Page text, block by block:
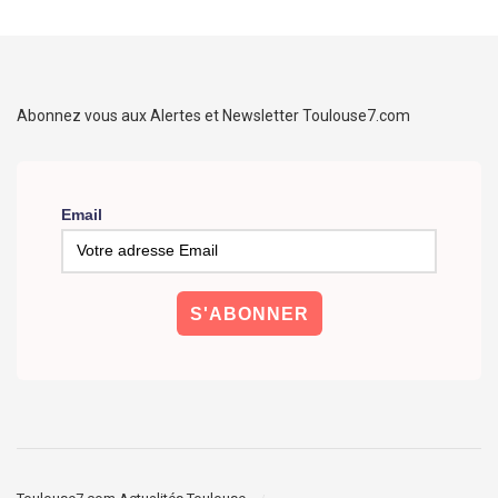
Abonnez vous aux Alertes et Newsletter Toulouse7.com
Email